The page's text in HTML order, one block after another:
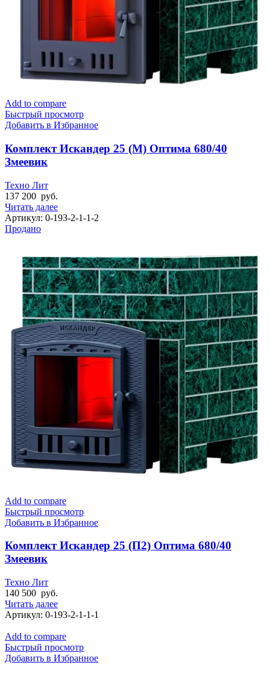
Add to compare
Быстрый просмотр
Добавить в Избранное
Комплект Искандер 25 (М) Оптима 680/40
Змеевик
Техно Лит
137 200 руб.
Читать далее
Артикул: 0-193-2-1-1-2
Продано
Add to compare
Быстрый просмотр
Добавить в Избранное
Комплект Искандер 25 (П2) Оптима 680/40
Змеевик
Техно Лит
140 500 руб.
Читать далее
Артикул: 0-193-2-1-1-1
Add to compare
Быстрый просмотр
Добавить в Избранное